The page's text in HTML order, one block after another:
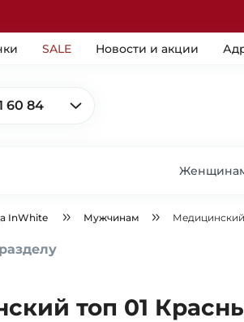
SALE Новости и акции
60 84
InWhite Мужчинам
топ 01